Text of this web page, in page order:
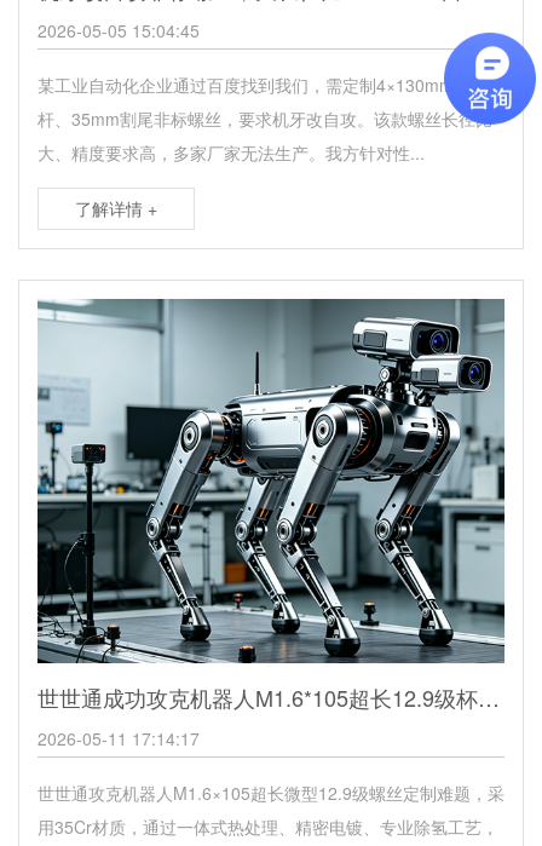
2026-05-05 15:04:45
某工业自动化企业通过百度找到我们，需定制4×130mm超长光
杆、35mm割尾非标螺丝，要求机牙改自攻。该款螺丝长径比
大、精度要求高，多家厂家无法生产。我方针对性...
了解详情 +
世世通成功攻克机器人M1.6*105超长12.9级杯头螺丝定制难题
2026-05-11 17:14:17
世世通攻克机器人M1.6×105超长微型12.9级螺丝定制难题，采
用35Cr材质，通过一体式热处理、精密电镀、专业除氢工艺，